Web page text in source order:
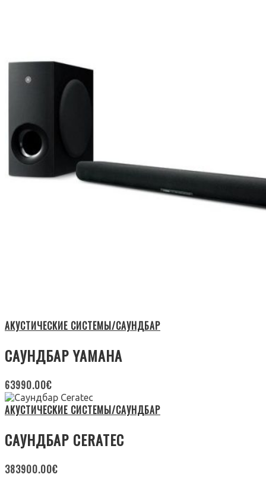
АКУСТИЧЕСКИЕ СИСТЕМЫ/САУНДБАР
САУНДБАР YAMAHA
63990.00€
АКУСТИЧЕСКИЕ СИСТЕМЫ/САУНДБАР
САУНДБАР CERATEC
383900.00€